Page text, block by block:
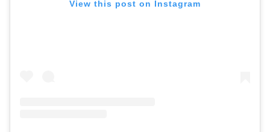
View this post on Instagram